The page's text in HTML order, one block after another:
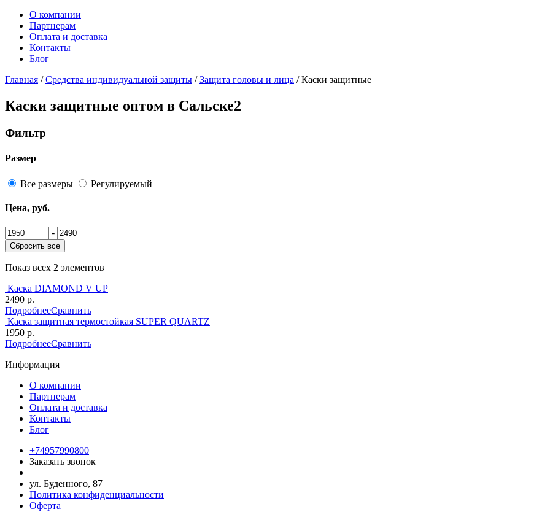
О компании
Партнерам
Оплата и доставка
Контакты
Блог
Главная /Средства индивидуальной защиты /Защита головы и лица / Каски защитные
Каски защитные оптом в Сальске2
Фильтр
Размер
Все размеры Регулируемый
Цена, руб.
-
Сбросить все
Показ всех 2 элементов
Каска DIAMOND V UP
2490 р.
ПодробнееСравнить
Каска защитная термостойкая SUPER QUARTZ
1950 р.
ПодробнееСравнить
Информация
О компании
Партнерам
Оплата и доставка
Контакты
Блог
+74957990800
Заказать звонок
ул. Буденного, 87
Политика конфиденциальности
Оферта